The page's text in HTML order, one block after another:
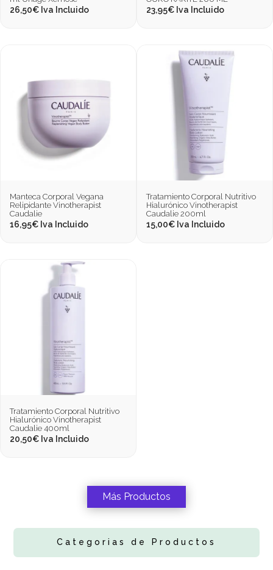
26,50€ Iva Incluido 23,95€ Iva Incluido
Manteca Corporal Vegana
Relipidante Vinotherapist
Caudalie
16,95€ Iva Incluido
Tratamiento Corporal Nutritivo
Hialurónico Vinotherapist
Caudalie 200ml
15,00€ Iva Incluido
Tratamiento Corporal Nutritivo
Hialurónico Vinotherapist
Caudalie 400ml
20,50€ Iva Incluido
Más Productos
Categorias de Productos